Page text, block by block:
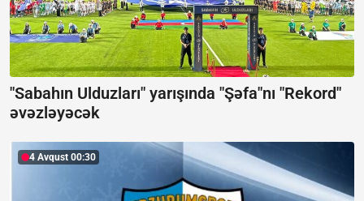
"Sabahın Ulduzları" yarışında "Şəfa"nı "Rekord"
əvəzləyəcək
4 Avqust 00:30